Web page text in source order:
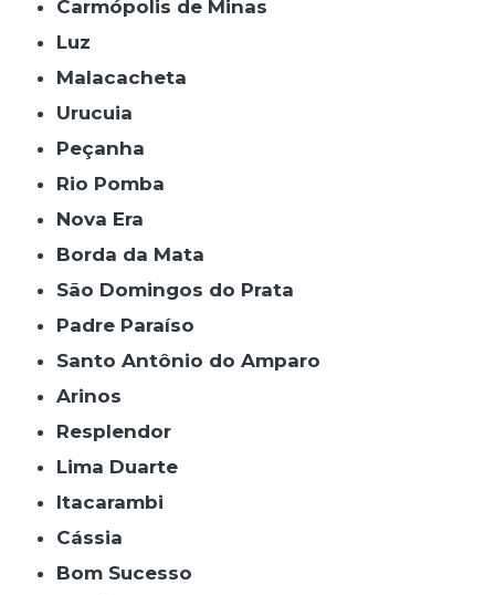
Carmópolis de Minas
Luz
Malacacheta
Urucuia
Peçanha
Rio Pomba
Nova Era
Borda da Mata
São Domingos do Prata
Padre Paraíso
Santo Antônio do Amparo
Arinos
Resplendor
Lima Duarte
Itacarambi
Cássia
Bom Sucesso